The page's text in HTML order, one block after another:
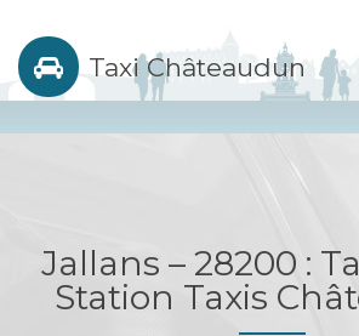
Taxi Châteaudun
Jallans – 28200 :
Station Taxis